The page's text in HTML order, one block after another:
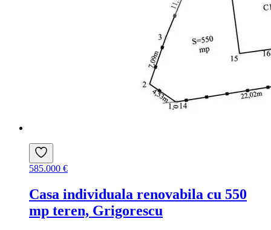
585.000 €
Casa individuala renovabila cu 550
mp teren, Grigorescu